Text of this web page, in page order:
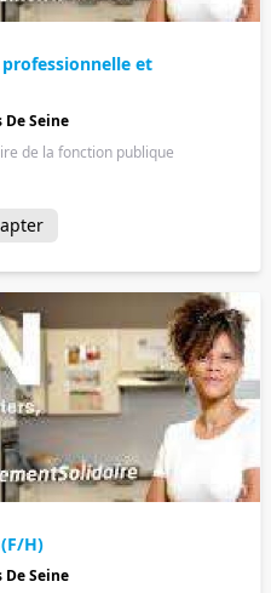
et
Seine
de la fonction publique
H)
Seine